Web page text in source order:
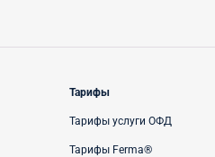
Тарифы
Тарифы услуги ОФД
Тарифы Ferma®